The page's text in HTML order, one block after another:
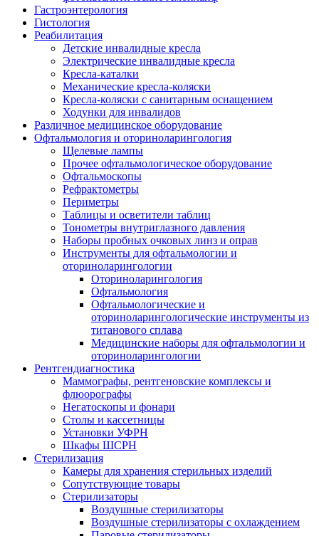
Гастроэнтерология
Гистология
Реабилитация
Детские инвалидные кресла
Электрические инвалидные кресла
Кресла-каталки
Механические кресла-коляски
Кресла-коляски с санитарным оснащением
Ходунки для инвалидов
Различное медицинское оборудование
Офтальмология и оториноларингология
Щелевые лампы
Прочее офтальмологическое оборудование
Офтальмоскопы
Рефрактометры
Периметры
Таблицы и осветители таблиц
Тонометры внутриглазного давления
Наборы пробных очковых линз и оправ
Инструменты для офтальмологии и
оториноларингологии
Оториноларингология
Офтальмология
Офтальмологические и
оториноларингологические инструменты из
титанового сплава
Медицинские наборы для офтальмологии и
оториноларингологии
Рентгендиагностика
Маммографы, рентгеновские комплексы и
флюорографы
Негатоскопы и фонари
Столы и кассетницы
Установки УФРН
Шкафы ШСРН
Стерилизация
Камеры для хранения стерильных изделий
Сопутствующие товары
Стерилизаторы
Воздушные стерилизаторы
Воздушные стерилизаторы с охлаждением